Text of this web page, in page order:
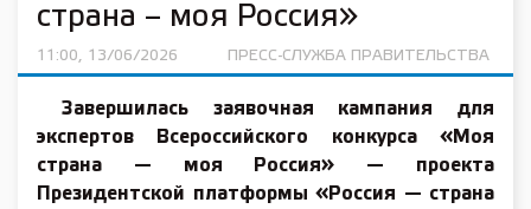
страна – моя Россия»
11:00, 13/06/2026 ПРЕСС-СЛУЖБА ПРАВИТЕЛЬСТВА
Завершилась заявочная кампания для
экспертов Всероссийского конкурса «Моя
страна — моя Россия» — проекта
Президентской платформы «Россия — страна